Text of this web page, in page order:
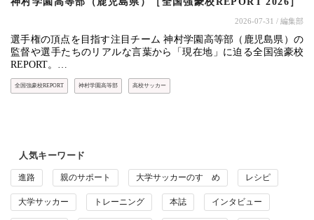
2026-07-31 / 編集部
選手権の頂点を目指す注目チーム 神村学園高等部（鹿児島県）の
監督や選手たちのリアルな言葉から「現在地」に迫る全国強豪校
REPORT。…
全国強豪校REPORT 神村学園高等部 高校サッカー
人気キーワード
進路 親のサポート 大学サッカーのすゝめ レシピ
大学サッカー トレーニング 本誌 インタビュー